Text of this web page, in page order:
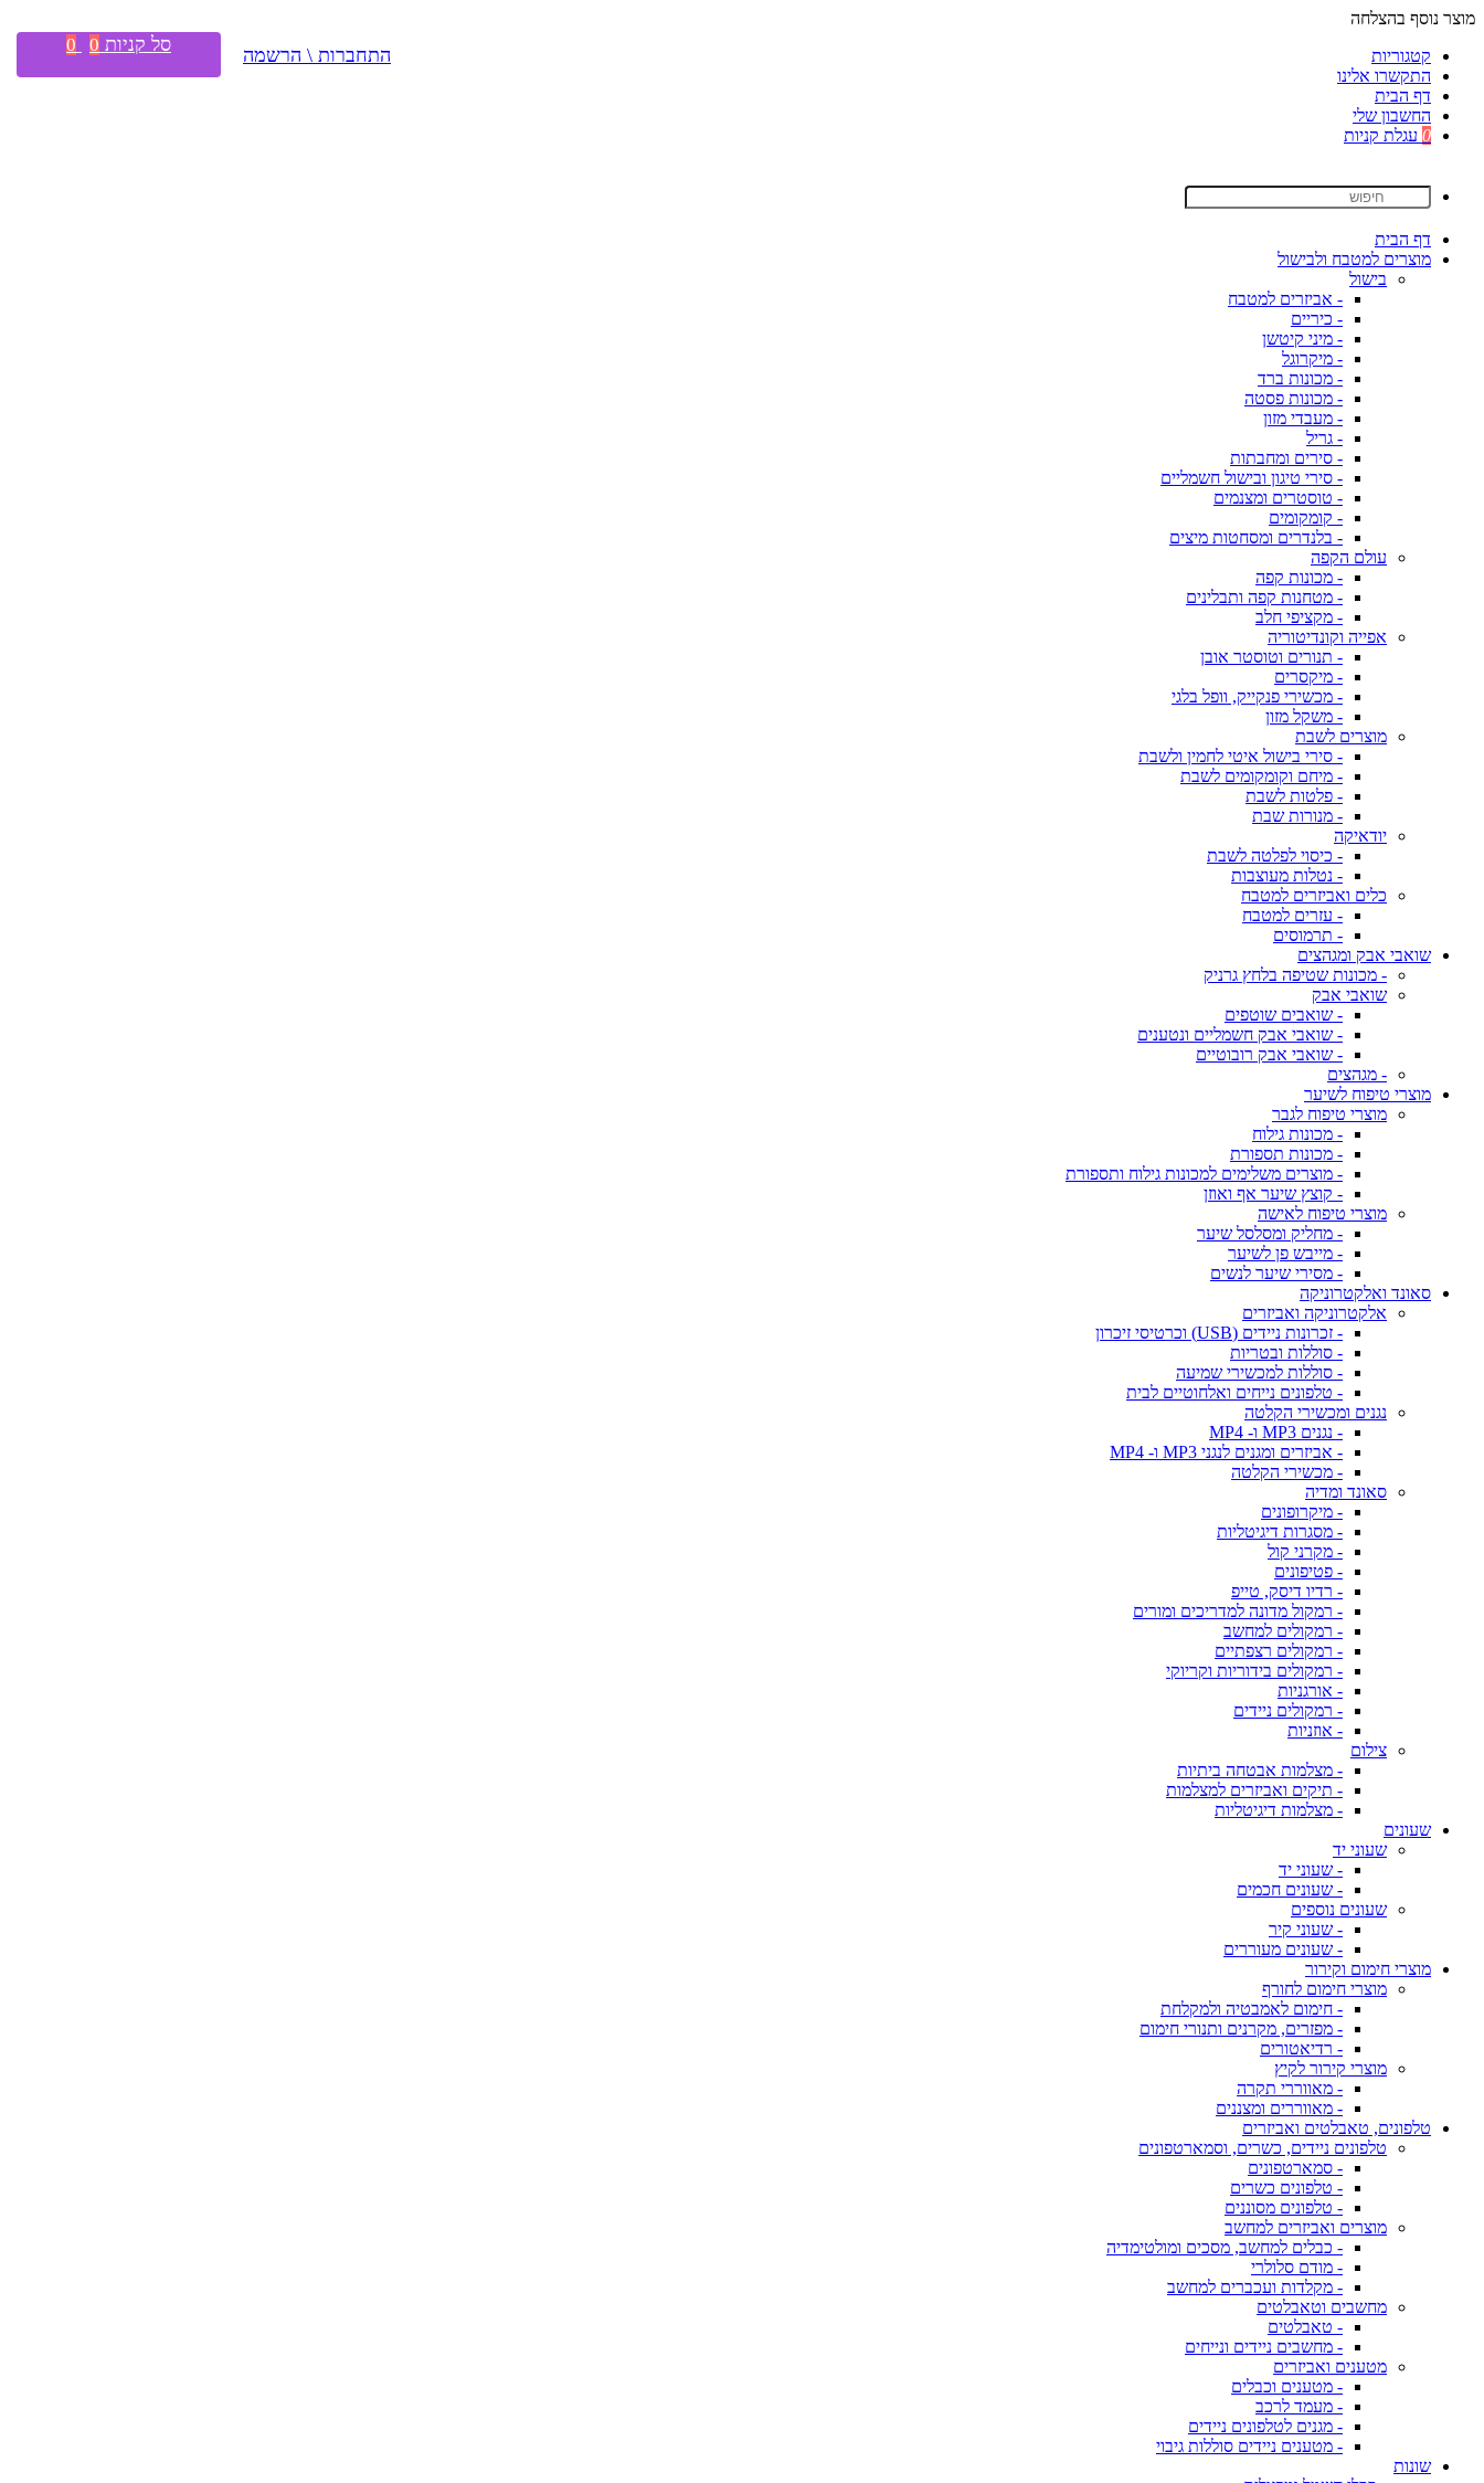
מוצר נוסף בהצלחה
קטגוריות
התקשרו אלינו
דף הבית
החשבון שלי
0 עגלת קניות
דף הבית
מוצרים למטבח ולבישול
בישול
- אביזרים למטבח
- כיריים
- מיני קיטשן
- מיקרוגל
- מכונות ברד
- מכונות פסטה
- מעבדי מזון
- גריל
- סירים ומחבתות
- סירי טיגון ובישול חשמליים
- טוסטרים ומצנמים
- קומקומים
- בלנדרים ומסחטות מיצים
עולם הקפה
- מכונות קפה
- מטחנות קפה ותבלינים
- מקציפי חלב
אפייה וקונדיטוריה
- תנורים וטוסטר אובן
- מיקסרים
- מכשירי פנקייק, וופל בלגי
- משקל מזון
מוצרים לשבת
- סירי בישול איטי לחמין ולשבת
- מיחם וקומקומים לשבת
- פלטות לשבת
- מנורות שבת
יודאיקה
- כיסוי לפלטה לשבת
- נטלות מעוצבות
כלים ואביזרים למטבח
- עזרים למטבח
- תרמוסים
שואבי אבק ומגהצים
- מכונות שטיפה בלחץ גרניק
שואבי אבק
- שואבים שוטפים
- שואבי אבק חשמליים ונטענים
- שואבי אבק רובוטיים
- מגהצים
מוצרי טיפוח לשיער
מוצרי טיפוח לגבר
- מכונות גילוח
- מכונות תספורת
- מוצרים משלימים למכונות גילוח ותספורת
- קוצץ שיער אף ואוזן
מוצרי טיפוח לאישה
- מחליק ומסלסל שיער
- מייבש פן לשיער
- מסירי שיער לנשים
סאונד ואלקטרוניקה
אלקטרוניקה ואביזרים
- זכרונות ניידים (USB) וכרטיסי זיכרון
- סוללות ובטריות
- סוללות למכשירי שמיעה
- טלפונים נייחים ואלחוטיים לבית
נגנים ומכשירי הקלטה
- נגנים MP3 ו- MP4
- אביזרים ומגנים לנגני MP3 ו- MP4
- מכשירי הקלטה
סאונד ומדיה
- מיקרופונים
- מסגרות דיגיטליות
- מקרני קול
- פטיפונים
- רדיו דיסק, טייפ
- רמקול מדונה למדריכים ומורים
- רמקולים למחשב
- רמקולים רצפתיים
- רמקולים בידוריות וקריוקי
- אורגניות
- רמקולים ניידים
- אוזניות
צילום
- מצלמות אבטחה ביתיות
- תיקים ואביזרים למצלמות
- מצלמות דיגיטליות
שעונים
שעוני יד
- שעוני יד
- שעונים חכמים
שעונים נוספים
- שעוני קיר
- שעונים מעוררים
מוצרי חימום וקירור
מוצרי חימום לחורף
- חימום לאמבטיה ולמקלחת
- מפזרים, מקרנים ותנורי חימום
- רדיאטורים
מוצרי קירור לקיץ
- מאווררי תקרה
- מאווררים ומצננים
טלפונים, טאבלטים ואביזרים
טלפונים ניידים, כשרים, וסמארטפונים
- סמארטפונים
- טלפונים כשרים
- טלפונים מסוננים
מוצרים ואביזרים למחשב
- כבלים למחשב, מסכים ומולטימדיה
- מודם סלולרי
- מקלדות ועכברים למחשב
מחשבים וטאבלטים
- טאבלטים
- מחשבים ניידים ונייחים
מטענים ואביזרים
- מטענים וכבלים
- מעמד לרכב
- מגנים לטלפונים ניידים
- מטענים ניידים סוללות גיבוי
שונות
התחברות \ הרשמה סל קניות 0
0